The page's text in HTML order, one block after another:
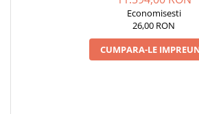
Economisesti
26,00 RON
CUMPARA-LE